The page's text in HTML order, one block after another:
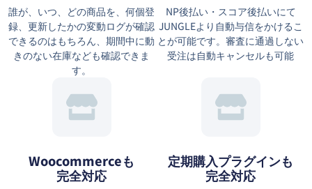
誰が、いつ、どの商品を、何個登
録、更新したかの変動ログが確認
できるのはもちろん、期間中に動
きのない在庫なども確認できま
す。
NP後払い・スコア後払いにて
JUNGLEより自動与信をかけるこ
とが可能です。審査に通過しない
受注は自動キャンセルも可能
Woocommerceも
完全対応
定期購入プラグインも
完全対応